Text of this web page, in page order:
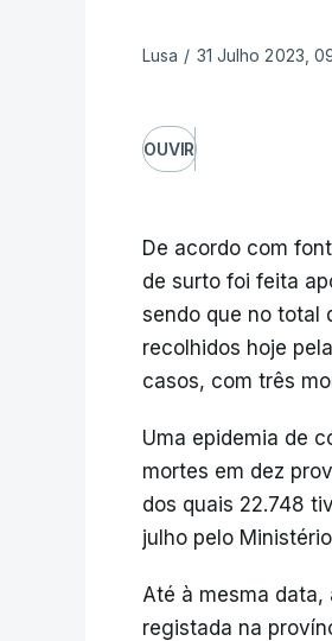
Lusa / 31 Julho 2023,
OUVIR
De acordo com
de surto foi feita
sendo que no total
recolhidos hoje
casos, com três
Uma epidemia de
mortes em dez
dos quais 22.748
julho pelo
Até à mesma
registada na